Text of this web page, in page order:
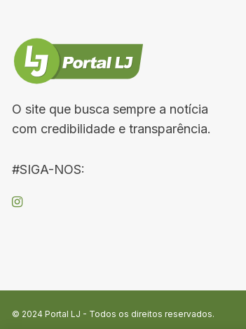
O site que busca sempre a notícia
com credibilidade e transparência.
#SIGA-NOS:
© 2024 Portal LJ - Todos os direitos reservados.